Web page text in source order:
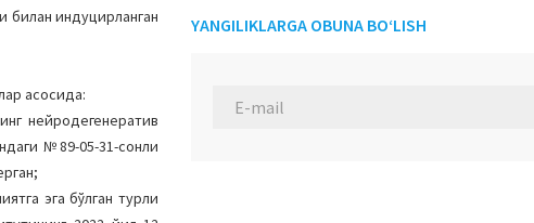
билан индуцирланган
асосида:
нейродегенератив
№89-05-31-сонли
эга бўлган турли
YANGILIKLARGA OBUNA BO‘LISH